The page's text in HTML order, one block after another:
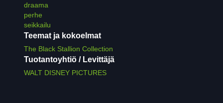
draama
perhe
seikkailu
Teemat ja kokoelmat
The Black Stallion Collection
Tuotantoyhtiö / Levittäjä
WALT DISNEY PICTURES